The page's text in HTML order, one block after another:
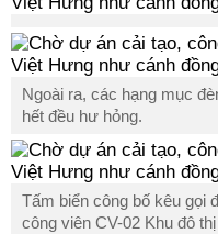
Ngoài ra, các hạng mục
hết đều hư hỏng.
Tấm biển công bố kêu gọi
công viên CV-02 Khu đô